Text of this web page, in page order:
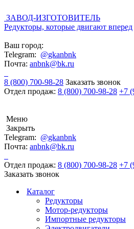
ЗАВОД-ИЗГОТОВИТЕЛЬ
Редукторы, которые двигают вперед
Ваш город:
Telegram: @gkanbnk
Почта: anbnk@bk.ru
8 (800) 700-98-28 Заказать звонок
Отдел продаж: 8 (800) 700-98-28 +7
Меню
Закрыть
Telegram: @gkanbnk
Почта: anbnk@bk.ru
Отдел продаж: 8 (800) 700-98-28 +7
Заказать звонок
Каталог
Редукторы
Мотор-редукторы
Импортные редукторы